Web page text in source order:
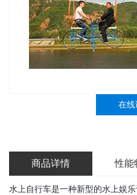
在线
商品详情 性能
水上自行车是一种新型的水上娱